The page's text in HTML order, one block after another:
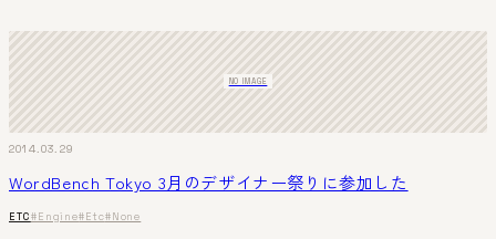
NO IMAGE
2014.03.29
WordBench Tokyo 3月のデザイナー祭りに参加した
ETC#Engine#Etc#None